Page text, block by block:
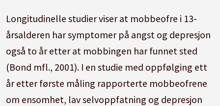
Longitudinelle studier viser at mobbeofre i 13-
årsalderen har symptomer på angst og depresjon
også to år etter at mobbingen har funnet sted
(Bond mfl., 2001). I en studie med oppfølging ett
år etter første måling rapporterte mobbeofrene
om ensomhet, lav selvoppfatning og depresjon